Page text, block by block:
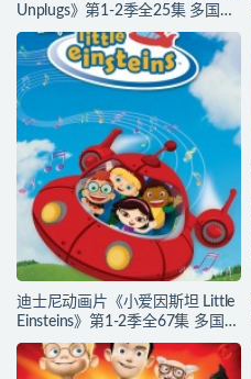
Unplugs》第1-2季全25集 多国语
言(含国语)+中英文字幕(AI字幕)
官方纯净收藏版
720P/MKV/38.2G 动画片道格看
世界下载
迪士尼动画片《小爱因斯坦 Little
Einsteins》第1-2季全67集 多国语
言(含国语)+多国字幕(含中文) 官
方纯净收藏版 480P/MKV/62.6G